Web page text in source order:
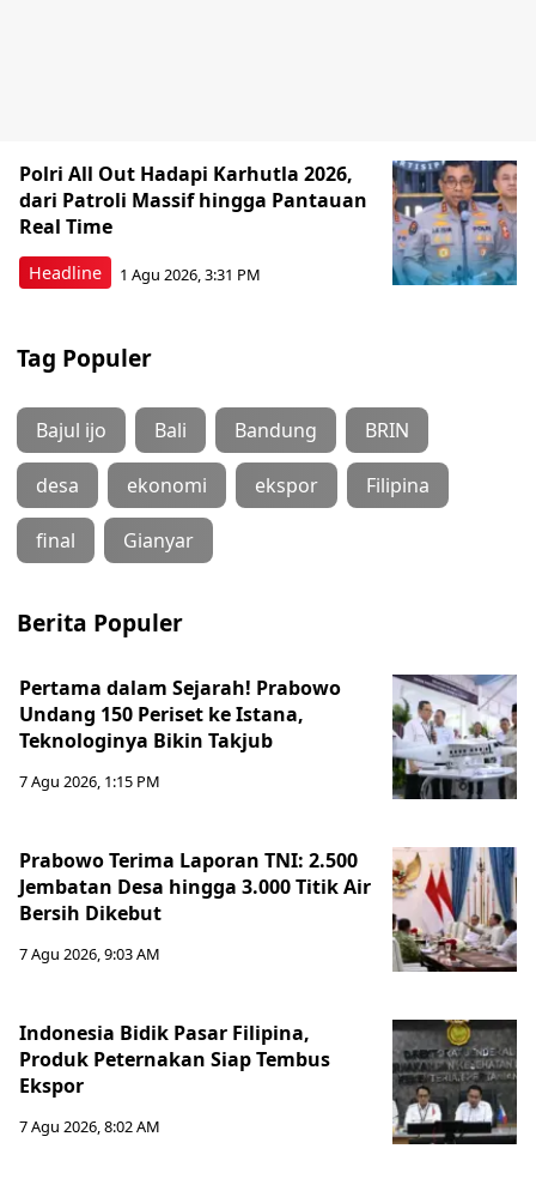
Headline
Polri All Out Hadapi Karhutla 2026,
dari Patroli Massif hingga Pantauan
Real Time
1 Agu 2026, 3:31 PM
Tag Populer
Bajul ijo Bali Bandung BRIN
desa ekonomi ekspor Filipina
final Gianyar
Berita Populer
Pertama dalam Sejarah! Prabowo
Undang 150 Periset ke Istana,
Teknologinya Bikin Takjub
7 Agu 2026, 1:15 PM
Prabowo Terima Laporan TNI: 2.500
Jembatan Desa hingga 3.000 Titik Air
Bersih Dikebut
7 Agu 2026, 9:03 AM
Indonesia Bidik Pasar Filipina,
Produk Peternakan Siap Tembus
Ekspor
7 Agu 2026, 8:02 AM